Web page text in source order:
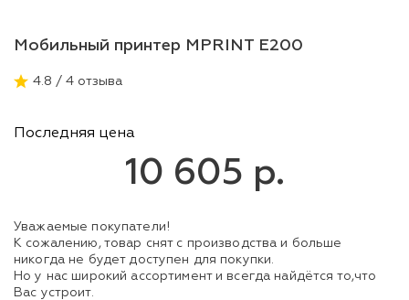
Мобильный принтер MPRINT E200
4.8 / 4 отзыва
Последняя цена
10 605 р.
Уважаемые покупатели!
К сожалению, товар снят с производства и больше
никогда не будет доступен для покупки.
Но у нас широкий ассортимент и всегда найдётся то,что
Вас устроит.